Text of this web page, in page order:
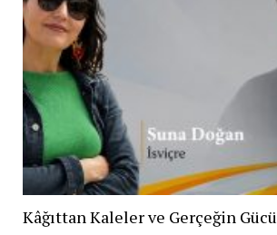
Kâğıttan Kaleler ve Gerçeğin Gücü